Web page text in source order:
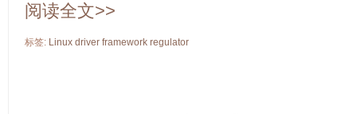
阅读全文>>
标签: Linux driver framework regulator